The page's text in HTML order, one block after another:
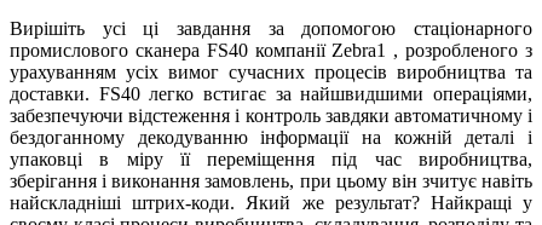
Вирішіть усі ці завдання за допомогою стаціонарного
промислового сканера FS40 компанії Zebra1 , розробленого з
урахуванням усіх вимог сучасних процесів виробництва та
доставки. FS40 легко встигає за найшвидшими операціями,
забезпечуючи відстеження і контроль завдяки автоматичному і
бездоганному декодуванню інформації на кожній деталі і
упаковці в міру її переміщення під час виробництва,
зберігання і виконання замовлень, при цьому він зчитує навіть
найскладніші штрих-коди. Який же результат? Найкращі у